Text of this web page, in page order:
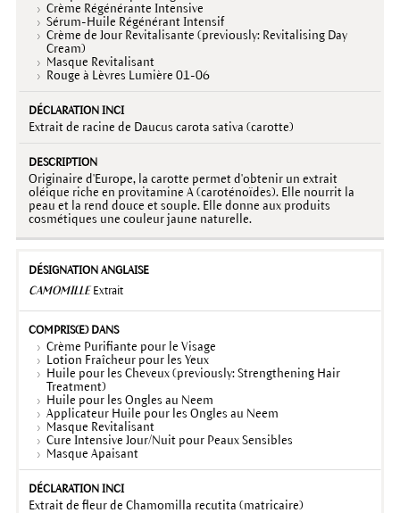
Crème Régénérante Intensive
Sérum-Huile Régénérant Intensif
Crème de Jour Revitalisante (previously: Revitalising Day
Cream)
Masque Revitalisant
Rouge à Lèvres Lumière 01-06
Extrait de racine de Daucus carota sativa (carotte)
Originaire d'Europe, la carotte permet d'obtenir un extrait
oléique riche en provitamine A (caroténoïdes). Elle nourrit la
peau et la rend douce et souple. Elle donne aux produits
cosmétiques une couleur jaune naturelle.
CAMOMILLEExtrait
Crème Purifiante pour le Visage
Lotion Fraîcheur pour les Yeux
Huile pour les Cheveux (previously: Strengthening Hair
Treatment)
Huile pour les Ongles au Neem
Applicateur Huile pour les Ongles au Neem
Masque Revitalisant
Cure Intensive Jour/Nuit pour Peaux Sensibles
Masque Apaisant
Extrait de fleur de Chamomilla recutita (matricaire)